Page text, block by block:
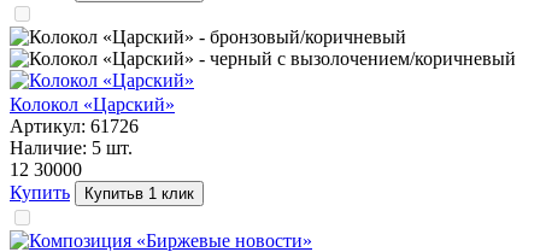
Колокол «Царский»
Артикул: 61726
Наличие: 5 шт.
12 30000
Купить
Купитьв 1 клик